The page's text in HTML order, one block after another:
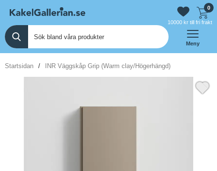
0
10000 kr till fri frakt
Meny
Startsidan INR Väggskåp Grip (Warm clay/Högerhängd)